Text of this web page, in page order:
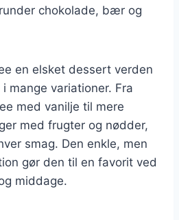
chokolade, bær og
en elsket dessert verden
mange variationer. Fra
med vanilje til mere
med frugter og nødder,
smag. Den enkle, men
gør den til en favorit ved
middage.